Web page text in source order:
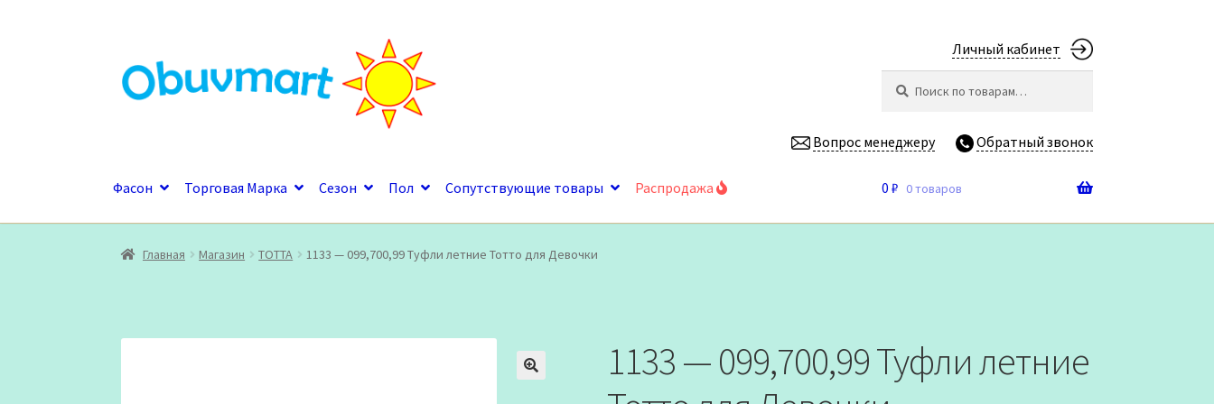
к
навигации
к
содержимому
Личный кабинет
Вопрос менеджеру Обратный звонок
Фасон Торговая Марка Сезон Пол Сопутствующие товары Распродажа 0 ₽ 0 товаров
Главная Магазин ТОТТА 1133 — 099,700,99 Туфли летние Тотто для Девочки
1133 — 099,700,99 Туфли летние